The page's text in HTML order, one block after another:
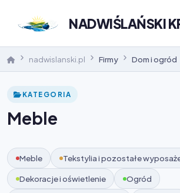
NADWIŚLAŃSKI
nadwislanski.pl Firmy Dom i ogród
KATEGORIA
Meble
Meble Tekstylia i pozostałe
Dekoracje i oświetlenie Ogród